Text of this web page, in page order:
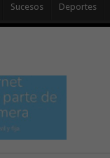
Sucesos Deportes